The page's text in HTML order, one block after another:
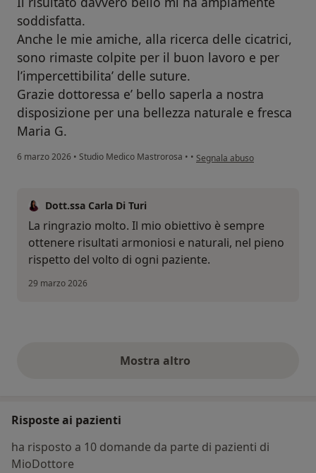
soddisfatta.
Anche le mie amiche, alla ricerca delle cicatrici,
sono rimaste colpite per il buon lavoro e per
l’impercettibilita’ delle suture.
Grazie dottoressa e’ bello saperla a nostra
disposizione per una bellezza naturale e fresca
Maria G.
6 marzo 2026 • Studio Medico Mastrorosa • • secondo l'opinione dell'utente
Segnala abuso
Dott.ssa Carla Di Turi
La ringrazio molto. Il mio obiettivo è sempre
ottenere risultati armoniosi e naturali, nel pieno
rispetto del volto di ogni paziente.
29 marzo 2026
Mostra altroopinioni di cui sopra
Risposte ai pazienti
ha risposto a 10 domande da parte di pazienti di
MioDottore